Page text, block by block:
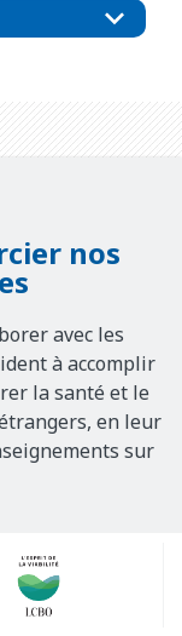
nos
avec les
à accomplir
la santé et le
en leur
sur